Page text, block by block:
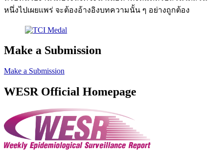
หนึ่งไปเผยแพร่ จะต้องอ้างอิงบทความนั้น ๆ อย่างถูกต้อง
Make a Submission
Make a Submission
WESR Official Homepage